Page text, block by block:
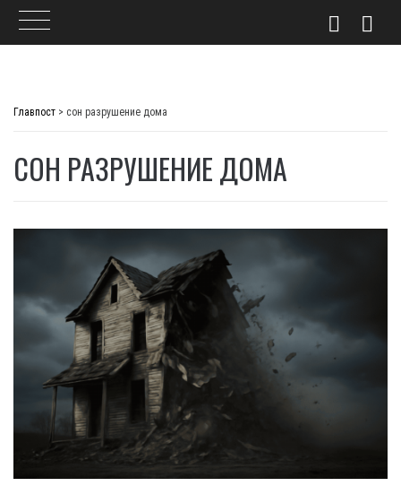
Главпост > сон разрушение дома
СОН РАЗРУШЕНИЕ ДОМА